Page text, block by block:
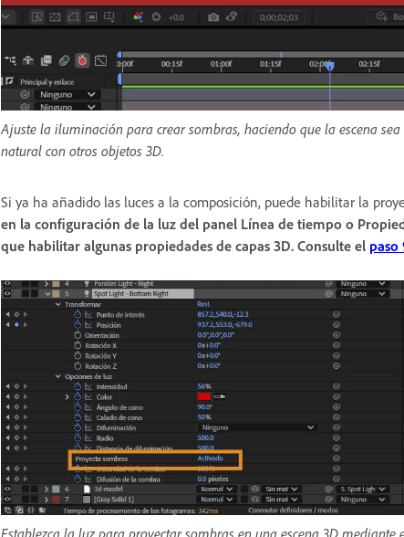
Ajuste la iluminación para crear sombras, haciendo que la escena
natural con otros objetos 3D.
Si ya ha añadido las luces a la composición, puede habilitar la
en la configuración de la luz del panel Línea de tiempo o
que habilitar algunas propiedades de capas 3D. Consulte el paso